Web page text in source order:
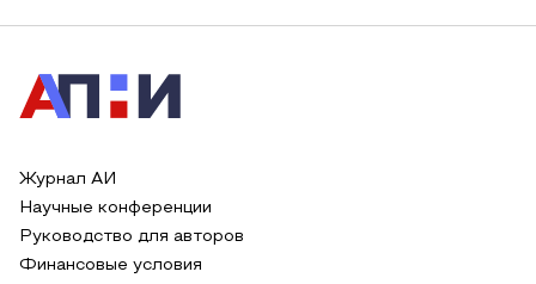
Журнал АИ
Научные конференции
Руководство для авторов
Финансовые условия